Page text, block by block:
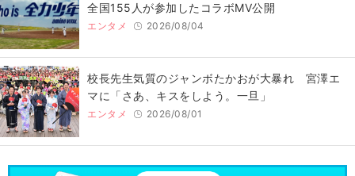
全国155人が参加したコラボMV公開
エンタメ 2026/08/04
校長先生気質のジャンボたかおが大暴れ 宮澤エ
マに「さあ、キスをしよう。一旦」
エンタメ 2026/08/01